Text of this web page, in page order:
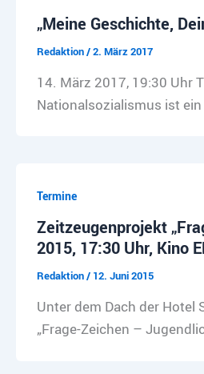
„Meine Geschichte,
Redaktion/2. März 2017
14. März 2017, 19:30 Uhr
Nationalsozialismus ist
Termine
Zeitzeugenprojekt
2015, 17:30 Uhr, Kino
Redaktion/ 12. Juni 2015
Unter dem Dach der
„Frage-Zeichen –